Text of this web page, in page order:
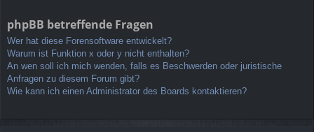
phpBB betreffende Fragen
Wer hat diese Forensoftware entwickelt?
Warum ist Funktion x oder y nicht enthalten?
An wen soll ich mich wenden, falls es Beschwerden oder juristische
Anfragen zu diesem Forum gibt?
Wie kann ich einen Administrator des Boards kontaktieren?